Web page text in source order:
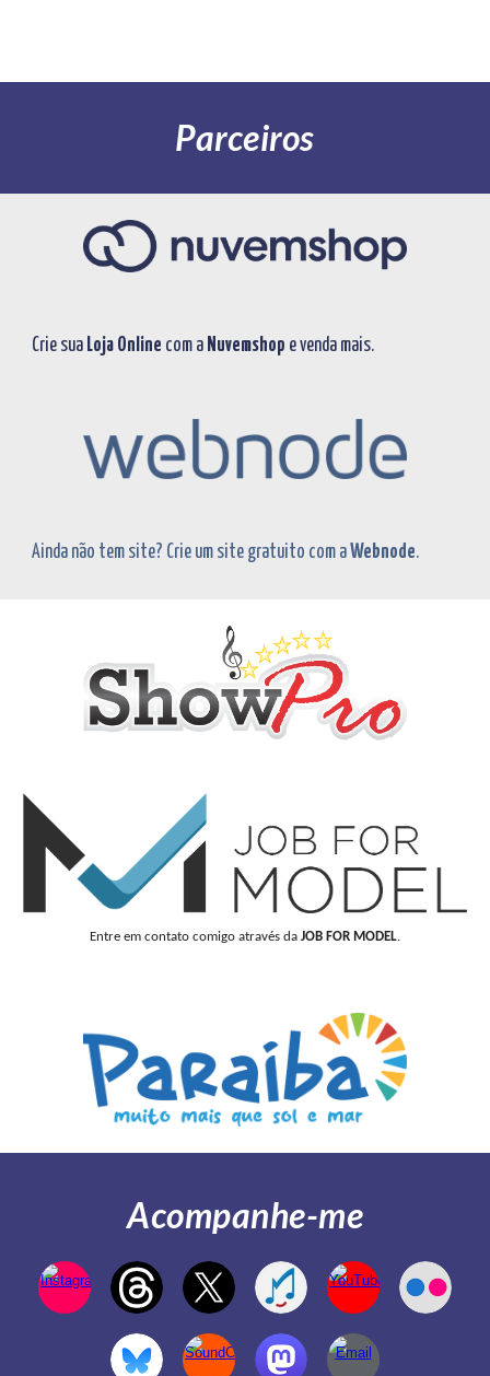
Parceiros
Crie sua Loja Online com a Nuvemshop e venda mais.
Ainda não tem site? Crie um site gratuito com aWebnode.
Entre em contato comigo através da JOB FOR MODEL.
Acompanhe-me